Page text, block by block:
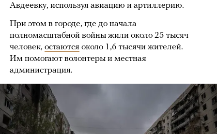
Авдеевку, используя авиацию и артиллерию.
При этом в городе, где до начала
полномасштабной войны жили около 25 тысяч
человек, остаются около 1,6 тысячи жителей.
Им помогают волонтеры и местная
администрация.